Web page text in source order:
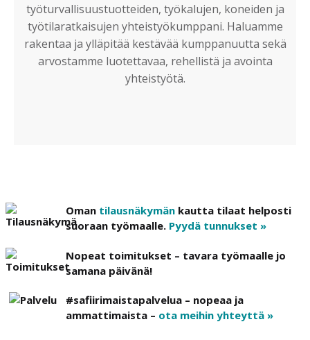
työturvallisuustuotteiden, työkalujen, koneiden ja
työtilaratkaisujen yhteistyökumppani. Haluamme
rakentaa ja ylläpitää kestävää kumppanuutta sekä
arvostamme luotettavaa, rehellistä ja avointa
yhteistyötä.
Oman tilausnäkymän kautta tilaat helposti
suoraan työmaalle. Pyydä tunnukset »
Nopeat toimitukset – tavara työmaalle jo
samana päivänä!
#safiirimaistapalvelua – nopeaa ja
ammattimaista – ota meihin yhteyttä »